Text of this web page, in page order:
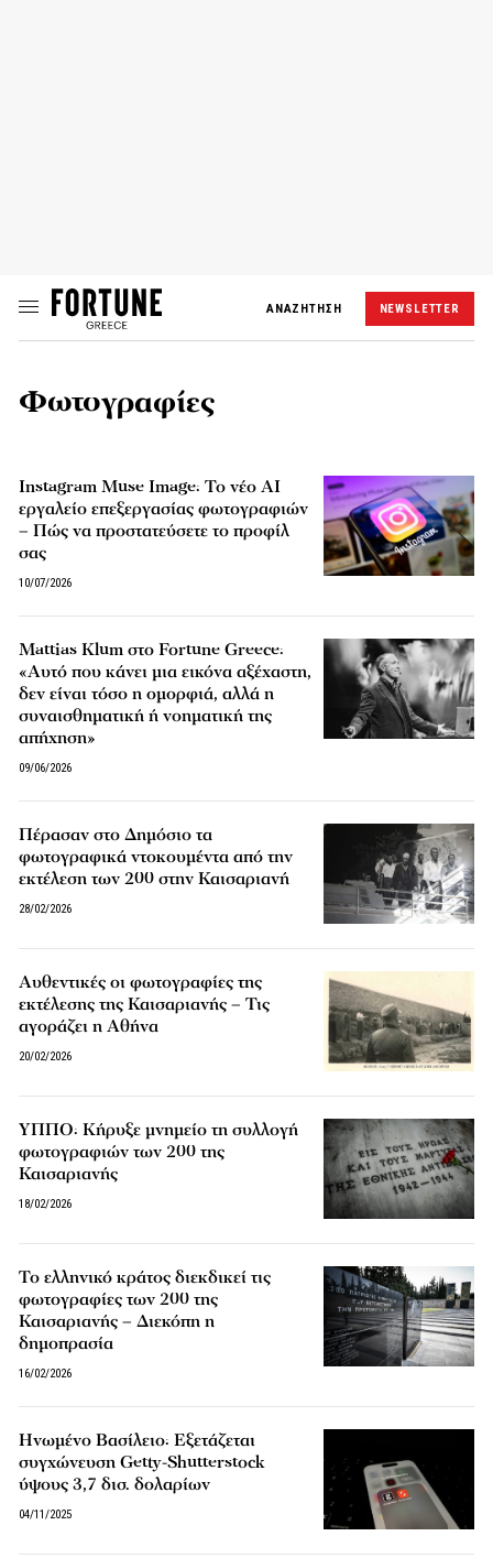
ΑΝΑΖΗΤΗΣΗ NEWSLETTER
Φωτογραφίες
Instagram Muse Image: Το νέο AI
εργαλείο επεξεργασίας φωτογραφιών
– Πώς να προστατεύσετε το προφίλ
σας
10/07/2026
Mattias Klum στο Fortune Greece:
«Αυτό που κάνει μια εικόνα αξέχαστη,
δεν είναι τόσο η ομορφιά, αλλά η
συναισθηματική ή νοηματική της
απήχηση»
09/06/2026
Πέρασαν στο Δημόσιο τα
φωτογραφικά ντοκουμέντα από την
εκτέλεση των 200 στην Καισαριανή
28/02/2026
Αυθεντικές οι φωτογραφίες της
εκτέλεσης της Καισαριανής – Τις
αγοράζει η Αθήνα
20/02/2026
ΥΠΠΟ: Κήρυξε μνημείο τη συλλογή
φωτογραφιών των 200 της
Καισαριανής
18/02/2026
Το ελληνικό κράτος διεκδικεί τις
φωτογραφίες των 200 της
Καισαριανής – Διεκόπη η
δημοπρασία
16/02/2026
Ηνωμένο Βασίλειο: Εξετάζεται
συγχώνευση Getty-Shutterstock
ύψους 3,7 δισ. δολαρίων
04/11/2025